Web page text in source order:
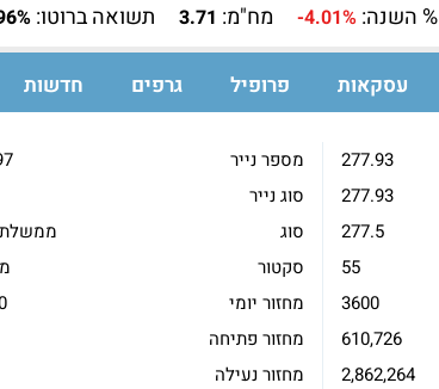
% השנה: -4.01% מח"מ: 3.71 תשואה ברוטו:
עסקאות פרופיל גרפים חדשות
277.93
277.93
277.5
55
3600
610,726
2,862,264
מספר נייר
סוג נייר
סוג
סקטור
מחזור יומי
מחזור פתיחה
מחזור נעילה